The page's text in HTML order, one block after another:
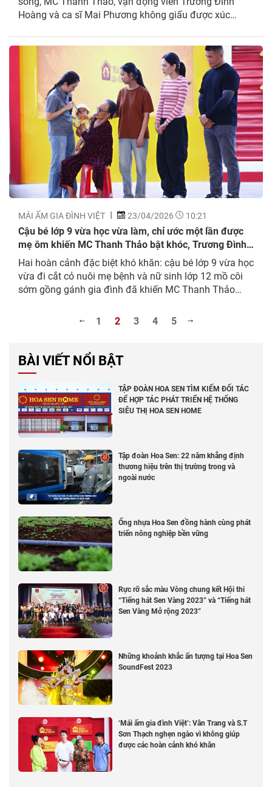
Hoàng và ca sĩ Mai Phương không giấu được xúc
Diễm, sống trong sự thiếu thốn cùng nỗi lo mất cha vì
bệnh nặng,...
MÁI ẤM GIA ĐÌNH VIỆT 23/04/2026 10:21
Cậu bé lớp 9 vừa học vừa làm, chỉ ước một lần được
mẹ ôm khiến MC Thanh Thảo bật khóc, Trương Đình
Hoàng xót xa
Hai hoàn cảnh đặc biệt khó khăn: cậu bé lớp 9 vừa học
vừa đi cắt cỏ nuôi mẹ bệnh và nữ sinh lớp 12 mồ côi
sớm gồng gánh gia đình đã khiến MC Thanh Thảo
lực và khát vọng vươn lên của...
1 2 3 4 5
BÀI VIẾT NỔI BẬT
TẬP ĐOÀN HOA SEN TÌM KIẾM ĐỐI TÁC
ĐỂ HỢP TÁC PHÁT TRIỂN HỆ THỐNG
SIÊU THỊ HOA SEN HOME
Tập đoàn Hoa Sen: 22 năm khẳng định
thương hiệu trên thị trường trong và
ngoài nước
Ống nhựa Hoa Sen đồng hành cùng phát
triển nông nghiệp bền vững
Rực rỡ sắc màu Vòng chung kết Hội thi
“Tiếng hát Sen Vàng 2023” và “Tiếng hát
Sen Vàng Mở rộng 2023”
Những khoảnh khắc ấn tượng tại Hoa Sen
SoundFest 2023
‘Mái ấm gia đình Việt’: Vân Trang và S.T
Sơn Thạch nghẹn ngào vì không giúp
được các hoàn cảnh khó khăn